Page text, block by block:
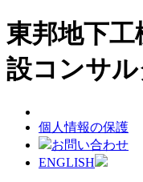
東邦地下
設コンサル
個人情報の保護
お問い合わせ
ENGLISH